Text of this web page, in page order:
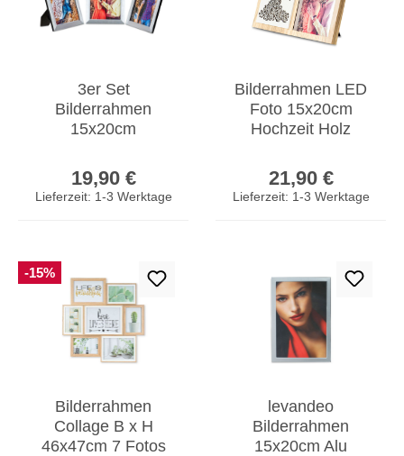
3er Set
Bilderrahmen
15x20cm
Fotorahmen
Einzelrahmen
19,90 €
Lieferzeit: 1-3 Werktage
Bilderrahmen LED
Foto 15x20cm
Hochzeit Holz
Tischdeko Love
21,90 €
Lieferzeit: 1-3 Werktage
-15%
Bilderrahmen
Collage B x H
46x47cm 7 Fotos
levandeo
Bilderrahmen
15x20cm Alu